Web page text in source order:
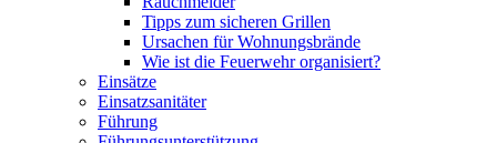
Tipps zum sicheren Grillen
Ursachen für Wohnungsbrände
Wie ist die Feuerwehr organisiert?
Einsätze
Einsatzsanitäter
Führung